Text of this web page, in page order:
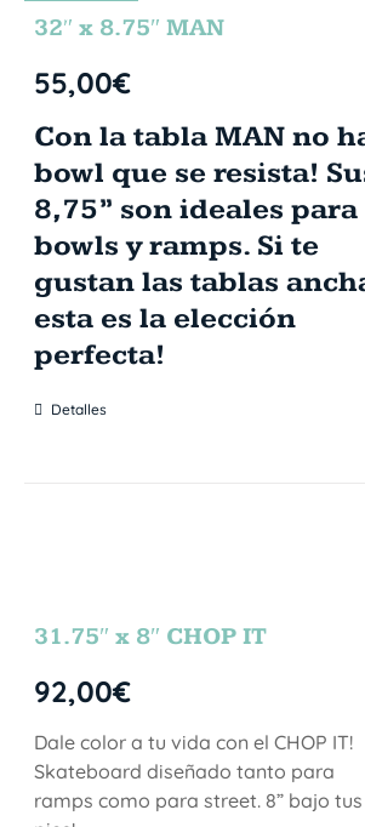
NTE
32″ x 8.75″ MAN
55,00€
Con la tabla MAN no
bowl que se resista!
8,75” son ideales para
bowls y ramps. Si te
gustan las tablas
esta es la elección
perfecta!
Detalles
31.75″ x 8″ CHOP IT
92,00€
Dale color a tu vida con el CHOP IT!
Skateboard diseñado tanto para
ramps como para street. 8” bajo tus